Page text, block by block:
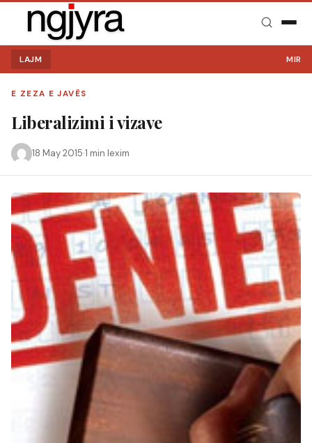
Kërko:
LAJM MIRË
E ZEZA E JAVËS
Liberalizimi i vizave
18 May 2015·1 min lexim